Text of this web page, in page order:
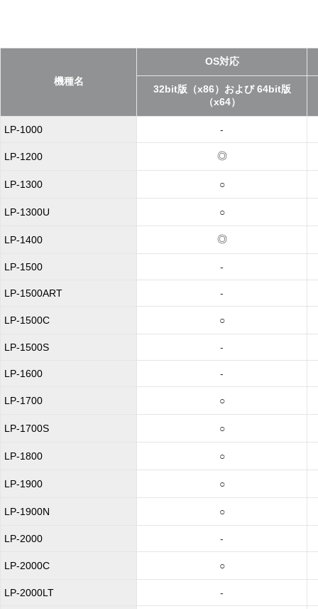
機種名
OS対応
32bit版（x86）および 64bit版
（x64）
LP-1000 -
LP-1200 ◎
LP-1300 ○
LP-1300U ○
LP-1400 ◎
LP-1500 -
LP-1500ART -
LP-1500C ○
LP-1500S -
LP-1600 -
LP-1700 ○
LP-1700S ○
LP-1800 ○
LP-1900 ○
LP-1900N ○
LP-2000 -
LP-2000C ○
LP-2000LT -